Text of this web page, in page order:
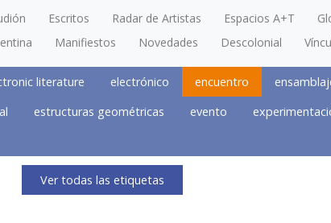
Escritos Radar de Artistas Espacios A+T
Manifiestos Novedades Descolonial
literature electrónico encuentro
estructuras geométricas evento
Ver todas las etiquetas